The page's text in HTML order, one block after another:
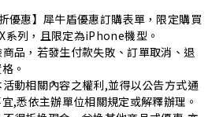
優惠】犀牛盾優惠訂購表單，限定購買
系列，且限定為iPhone機型。
品，若發生付款失敗、訂單取消、退
。
動相關內容之權利,並得以公告方式通
,悉依主辦單位相關規定或解釋辦理。